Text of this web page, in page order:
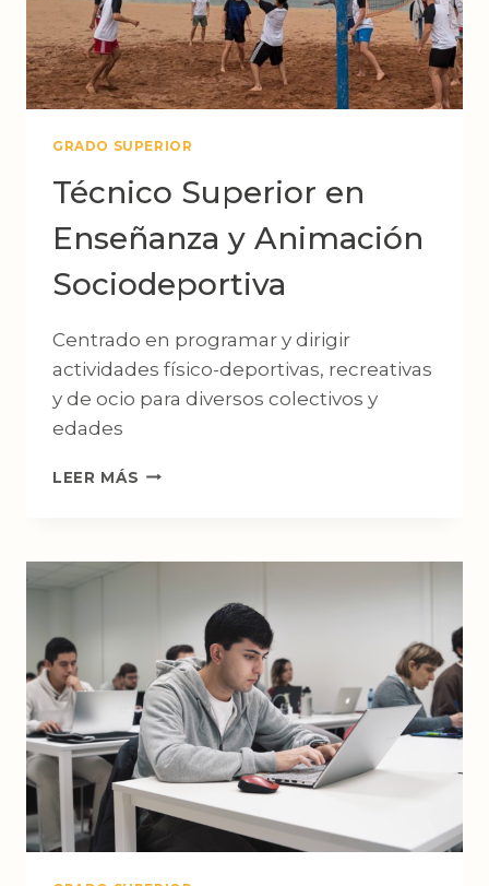
GRADO SUPERIOR
Técnico Superior en
Enseñanza y Animación
Sociodeportiva
Centrado en programar y dirigir
actividades físico-deportivas, recreativas
y de ocio para diversos colectivos y
edades
LEER MÁS TÉCNICO
Y
SOCIODEPORTIVA